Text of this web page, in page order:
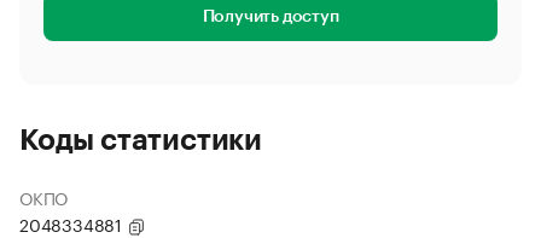
Получить доступ
Коды статистики
ОКПО
2048334881